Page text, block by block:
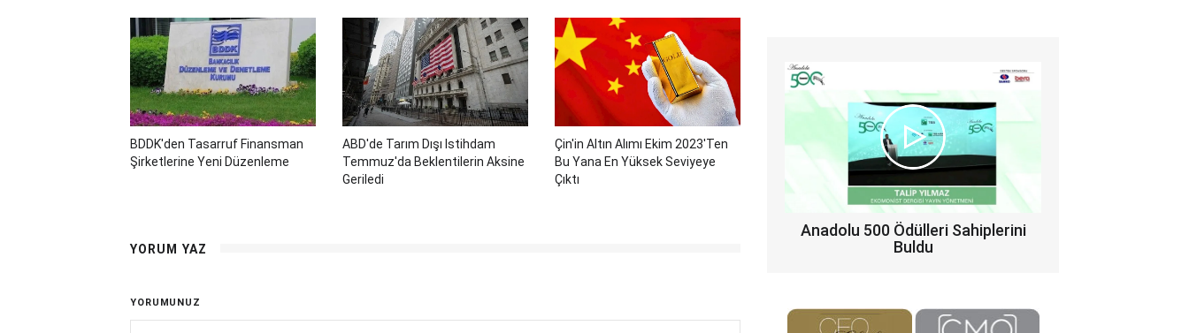
BDDK'den Tasarruf Finansman
Şirketlerine Yeni Düzenleme
ABD'de Tarım Dışı Istihdam
Temmuz'da Beklentilerin Aksine
Geriledi
Çin'in Altın Alımı Ekim 2023'ten
Bu Yana En Yüksek Seviyeye
Çıktı
YORUM YAZ
YORUMUNUZ
Anadolu 500 Ödülleri Sahiplerini
Buldu